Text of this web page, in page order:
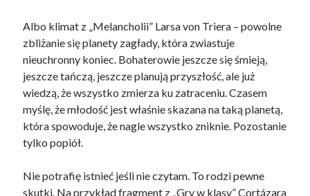
Albo klimat z „Melancholii” Larsa von Triera – powolne
zbliżanie się planety zagłady, która zwiastuje
nieuchronny koniec. Bohaterowie jeszcze się śmieją,
jeszcze tańczą, jeszcze planują przyszłość, ale już
wiedzą, że wszystko zmierza ku zatraceniu. Czasem
myślę, że młodość jest właśnie skazana na taką planetą,
która spowoduje, że nagle wszystko zniknie. Pozostanie
tylko popiół.
Nie potrafię istnieć jeśli nie czytam. To rodzi pewne
skutki. Na przykład fragment z „Gry w klasy” Cortázara